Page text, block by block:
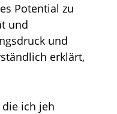
Potential zu
und
und
erklärt,
die ich jeh